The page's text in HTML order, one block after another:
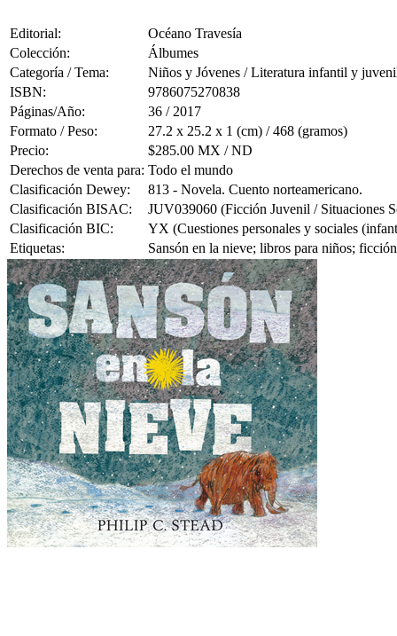
Editorial:
Océano Travesía
Colección:
Álbumes
Categoría / Tema:
Niños y Jóvenes / Literatura infantil y
ISBN:
9786075270838
Páginas/Año:
36 / 2017
Formato / Peso:
27.2 x 25.2 x 1 (cm) / 468 (gramos)
Precio:
$285.00 MX / ND
Derechos de venta para: Todo el mundo
Clasificación Dewey:
813 - Novela. Cuento norteamericano.
Clasificación BISAC:
JUV039060 (Ficción Juvenil / Situaciones
Clasificación BIC:
YX (Cuestiones personales y sociales
Etiquetas:
Sansón en la nieve; libros para niños;